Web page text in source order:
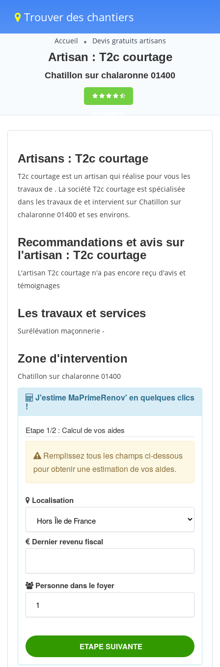
Trouver des chantiers
Accueil Devis gratuits artisans
Artisan : T2c courtage
Chatillon sur chalaronne 01400
9,5(100%)55
votes
Artisans : T2c courtage
T2c courtage est un artisan qui réalise pour vous les
travaux de . La société T2c courtage est spécialisée
dans les travaux de et intervient sur Chatillon sur
chalaronne 01400 et ses environs.
Recommandations et avis sur
l'artisan : T2c courtage
L'artisan T2c courtage n'a pas encore reçu d'avis et
témoignages
Les travaux et services
Surélévation maçonnerie -
Zone d'intervention
Chatillon sur chalaronne 01400